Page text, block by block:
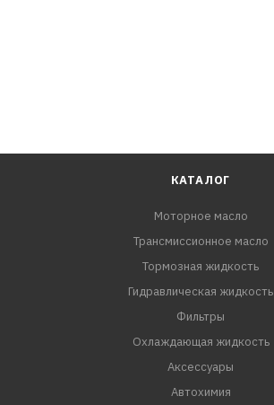
КАТАЛОГ
Моторное масло
Трансмиссионное масло
Тормозная жидкость
Гидравлическая жидкость
Фильтры
Охлаждающая жидкость
Аксессуары
Автохимия